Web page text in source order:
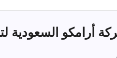
أرامكو السعودية